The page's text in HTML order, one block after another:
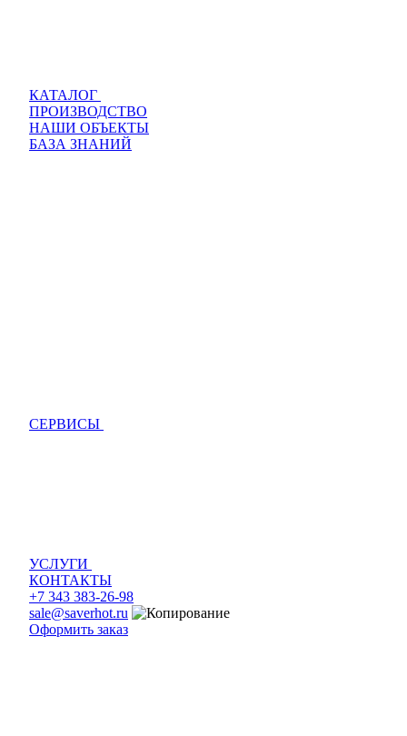
КАТАЛОГ
ПРОИЗВОДСТВО
НАШИ ОБЪЕКТЫ
БАЗА ЗНАНИЙ
СЕРВИСЫ
УСЛУГИ
КОНТАКТЫ
+7 343 383-26-98
sale@saverhot.ru
Оформить заказ